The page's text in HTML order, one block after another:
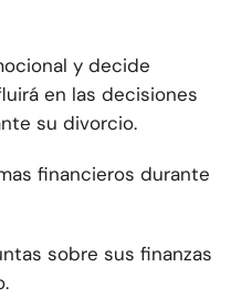
y decide
en las decisiones
su divorcio.
financieros durante
sobre sus finanzas